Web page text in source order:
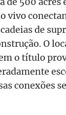
vivo
de
O
o título
conexões